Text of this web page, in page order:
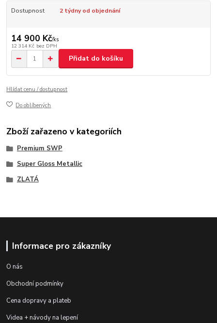
Dostupnost 2 týdny od objednání
14 900 Kč/ks
12 314 Kč bez DPH
Přidat do košíku
Hlídat cenu / dostupnost
Do oblíbených
Zboží zařazeno v kategoriích
Premium SWP
Super Gloss Metallic
ZLATÁ
Informace pro zákazníky
O nás
Obchodní podmínky
Cena dopravy a plateb
Videa + návody na lepení